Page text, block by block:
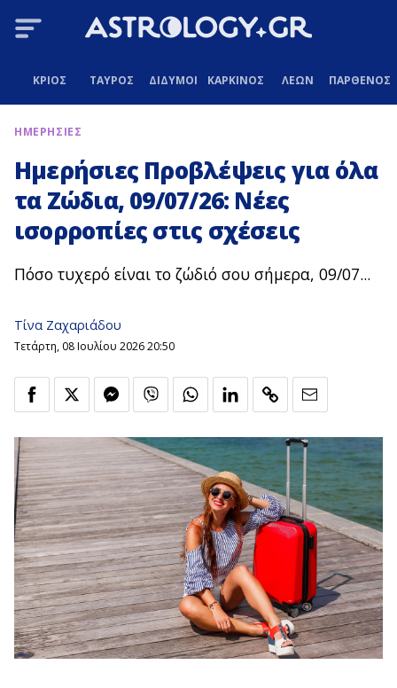
ΚΡΙΟΣ ΤΑΥΡΟΣ ΔΙΔΥΜΟΙ ΚΑΡΚΙΝΟΣ ΛΕΩΝ ΠΑΡΘΕΝΟΣ
ΗΜΕΡΗΣΙΕΣ
Ημερήσιες Προβλέψεις για όλα
τα Ζώδια, 09/07/26: Νέες
ισορροπίες στις σχέσεις
Πόσο τυχερό είναι το ζώδιό σου σήμερα, 09/07...
Τίνα Ζαχαριάδου
Τετάρτη, 08 Ιουλίου 2026 20:50